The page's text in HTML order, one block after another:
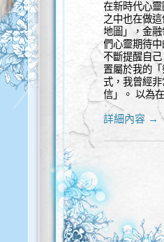
在新時代心
之中也在做
地圖」，金
們心靈期待
不斷提醒自
置屬於我的
式，我曾經
信」。 以為
詳細內容 →